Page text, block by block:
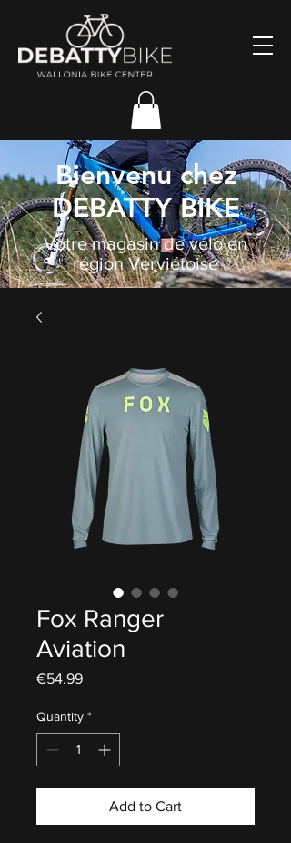
Bienvenu chez
DEBATTY BIKE
Votre magasin de vélo en
région Verviétoise
Fox Ranger
Aviation
€54.99Price
Quantity *
Add to Cart